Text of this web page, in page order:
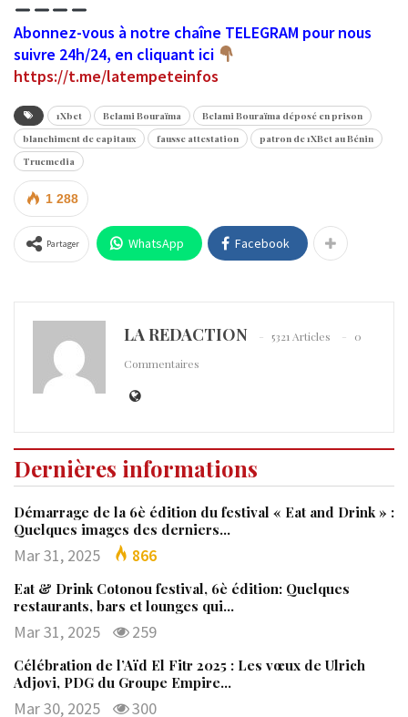
Abonnez-vous à notre chaîne TELEGRAM pour nous
suivre 24h/24, en cliquant ici
https://t.me/latempeteinfos
1Xbet Belami Bouraïma
Belami Bouraïma déposé en prison
blanchiment de capitaux
fausse attestation
patron de 1XBet au Bénin
Truemedia
1 288
Partager WhatsApp Facebook
LA REDACTION 5321 Articles
0
Commentaires
Dernières informations
Démarrage de la 6è édition du festival « Eat and Drink » :
Quelques images des derniers…
Mar 31, 2025 866
Eat & Drink Cotonou festival, 6è édition: Quelques
restaurants, bars et lounges qui…
Mar 31, 2025 259
Célébration de l’Aïd El Fitr 2025 : Les vœux de Ulrich
Adjovi, PDG du Groupe Empire…
Mar 30, 2025 300